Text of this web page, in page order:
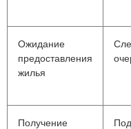
Ожидание
предоставления
жилья
Получение